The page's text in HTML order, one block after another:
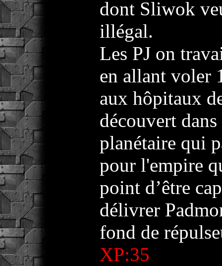
dont Sliwok
illégal.
Les PJ on
en allant voler
aux hôpitaux
découvert
planétaire qui
pour l'empire
point d’être
délivrer
fond de
XP:35